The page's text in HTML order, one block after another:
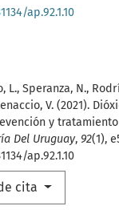
L., Speranza, N.,
V. (2021).
y tratamiento
Del Uruguay, 92(1),
ap.92.1.10
cita
ap.92.1.10